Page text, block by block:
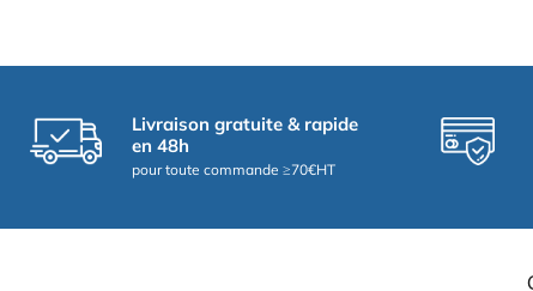
Livraison gratuite & rapide
en 48h
pour toute commande ≥70€HT